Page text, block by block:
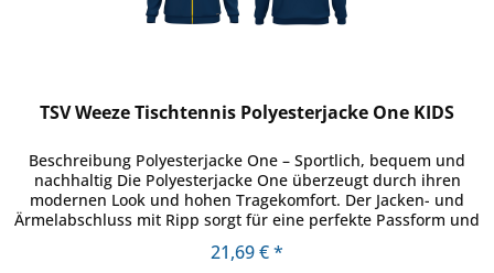
TSV Weeze Tischtennis Polyesterjacke One KIDS
Beschreibung Polyesterjacke One – Sportlich, bequem und
nachhaltig Die Polyesterjacke One überzeugt durch ihren
modernen Look und hohen Tragekomfort. Der Jacken- und
Ärmelabschluss mit Ripp sorgt für eine perfekte Passform und
21,69 € *